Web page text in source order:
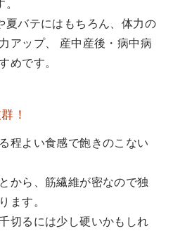
夏バテにはもちろん、体力の
アップ、 産中産後・病中病
めです。
！
程よい食感で飽きのこない
から、筋繊維が密なので独
ます。
切るには少し硬いかもしれ